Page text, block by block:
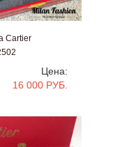
Cartier
Цена:
16 000 РУБ.